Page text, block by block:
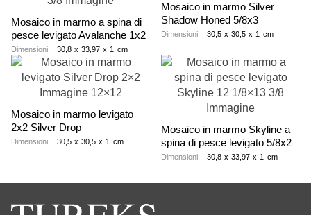
Mosaico in marmo a spina di
pesce levigato Avalanche 1x2
Dimensioni: 30,8 x 33,97 x 1 cm
Mosaico in marmo Silver
Shadow Honed 5/8x3
Dimensioni: 30,5 x 30,5 x 1 cm
Mosaico in marmo levigato
2x2 Silver Drop
Dimensioni: 30,5 x 30,5 x 1 cm
Mosaico in marmo Skyline a
spina di pesce levigato 5/8x2
Dimensioni: 30,8 x 33,97 x 1 cm